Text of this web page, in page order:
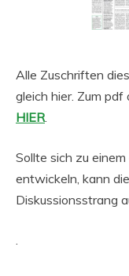
Alle Zuschriften
gleich hier. Zum
HIER.
Sollte sich zu
entwickeln, kann
Diskussionsstrang
.